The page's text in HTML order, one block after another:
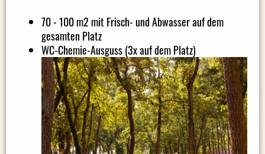
70 - 100 m2 mit Frisch- und Abwasser auf dem
gesamten Platz
WC-Chemie-Ausguss (3x auf dem Platz)